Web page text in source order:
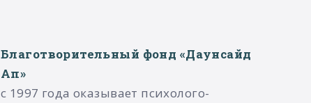
Благотворительный фонд «Даунсайд
Ап»
с 1997 года оказывает психолого-